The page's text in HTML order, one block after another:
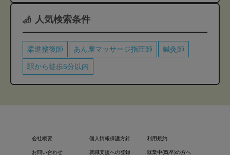
人気検索条件
柔道整復師 あん摩マッサージ指圧師 鍼灸師
駅から徒歩5分以内
会社概要 個人情報保護方針 利用規約
お問い合わせ 就職支援への登録 就業中(既卒)の方へ